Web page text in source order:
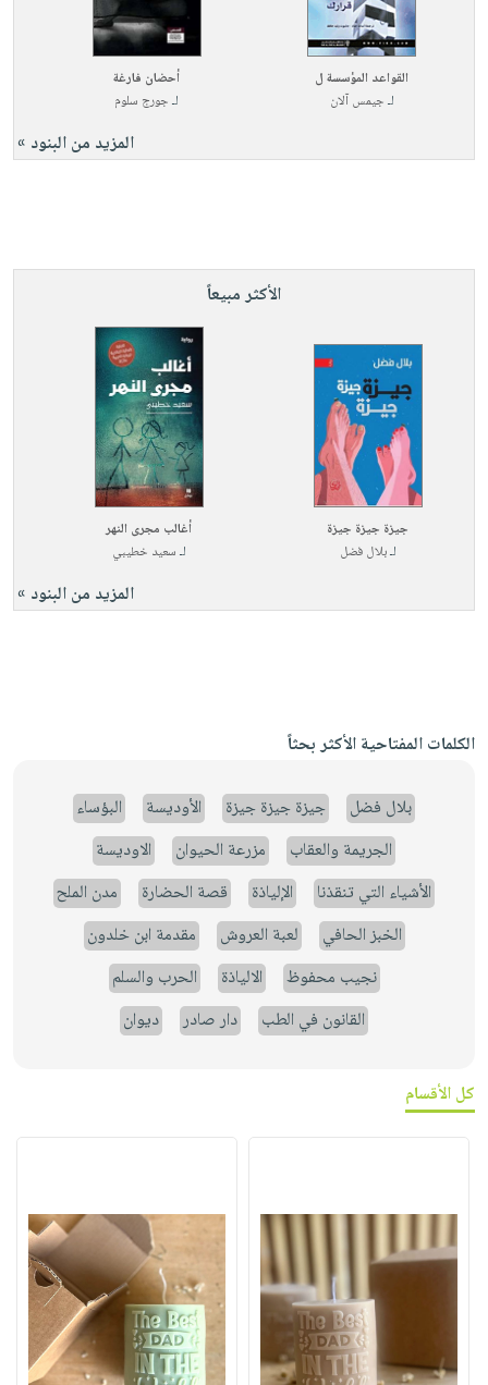
القواعد المؤسسة ل
لـجيمس آلان
أحضان فارغة
لـجورج سلوم
المزيد من البنود »
الأكثر مبيعاً
جيزة جيزة جيزة
لـبلال فضل
أغالب مجرى النهر
لـسعيد خطيبي
المزيد من البنود »
الكلمات المفتاحية الأكثر بحثاً
بلال فضل جيزة جيزة جيزة الأوديسة
البؤساء
الجريمة والعقاب
مزرعة الحيوان
الاوديسة
الأشياء التي تنقذنا
الإلياذة قصة الحضارة
مدن الملح
الخبز الحافي
لعبة العروش
مقدمة ابن خلدون
نجيب محفوظ
الالياذة
الحرب والسلم
القانون في الطب
دار صادر ديوان
كل الأقسام